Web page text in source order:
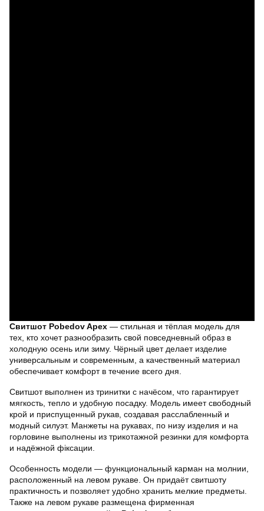
Свитшот Pobedov Apex — стильная и тёплая модель для
тех, кто хочет разнообразить свой повседневный образ в
холодную осень или зиму. Чёрный цвет делает изделие
универсальным и современным, а качественный материал
обеспечивает комфорт в течение всего дня.
Свитшот выполнен из тринитки с начёсом, что гарантирует
мягкость, тепло и удобную посадку. Модель имеет свободный
крой и приспущенный рукав, создавая расслабленный и
модный силуэт. Манжеты на рукавах, по низу изделия и на
горловине выполнены из трикотажной резинки для комфорта
и надёжной фіксации.
Особенность модели — функциональный карман на молнии,
расположенный на левом рукаве. Он придаёт свитшоту
практичность и позволяет удобно хранить мелкие предметы.
Также на левом рукаве размещена фирменная